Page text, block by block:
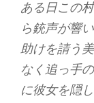
ある日この
ら銃声が響
助けを請う
なく追っ手
に彼女を隠